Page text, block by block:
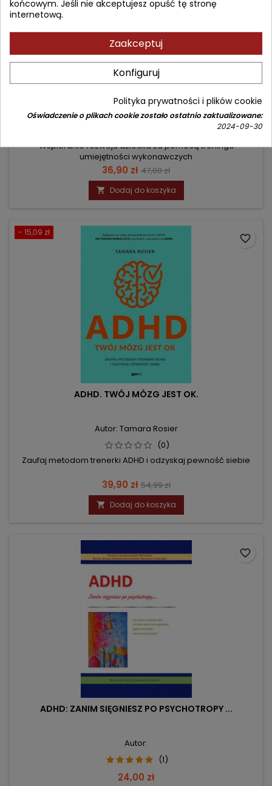
ZDOLNE, ALE ROZKOJARZONE
Autor: Peg Dawson
Wspieranie rozwoju dziecka za pomocą treningu
umiejętności wykonawczych
Cena
36,90 zł Cena
podstawowa
47,00 zł
 Dodaj do koszyka
- 15,09 zł
ADHD. TWÓJ MÓZG JEST OK.
Autor: Tamara Rosier
(0)
Zaufaj metodom trenerki ADHD i odzyskaj pewność siebie
Cena
39,90 zł Cena
podstawowa
54,99 zł
 Dodaj do koszyka
favorite_border
ADHD: ZANIM SIĘGNIESZ PO PSYCHOTROPY ...
Autor:
(1)
Cena
24,00 zł
favorite_border
końcowym. Jeśli nie akceptujesz opuść tę stronę
internetową.
Zaakceptuj
Konfiguruj
Polityka prywatności i plików cookie
Oświadczenie o plikach cookie zostało ostatnio zaktualizowane:
2024-09-30